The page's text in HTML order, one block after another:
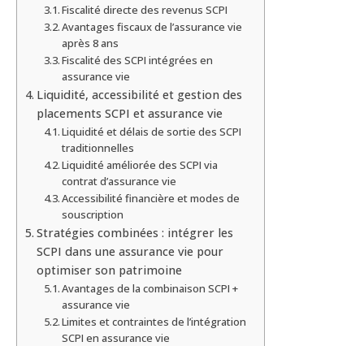
Fiscalité directe des revenus SCPI
Avantages fiscaux de l’assurance vie
après 8 ans
Fiscalité des SCPI intégrées en
assurance vie
Liquidité, accessibilité et gestion des
placements SCPI et assurance vie
Liquidité et délais de sortie des SCPI
traditionnelles
Liquidité améliorée des SCPI via
contrat d’assurance vie
Accessibilité financière et modes de
souscription
Stratégies combinées : intégrer les
SCPI dans une assurance vie pour
optimiser son patrimoine
Avantages de la combinaison SCPI +
assurance vie
Limites et contraintes de l’intégration
SCPI en assurance vie